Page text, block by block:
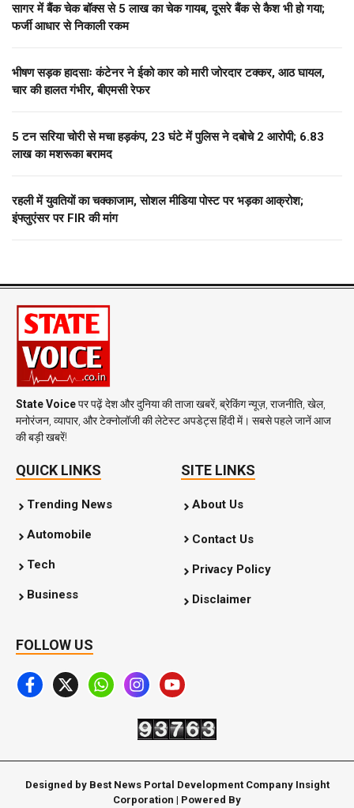
सागर में बैंक चेक बॉक्स से 5 लाख का चेक गायब, दूसरे बैंक से कैश भी हो गया;
फर्जी आधार से निकाली रकम
भीषण सड़क हादसाः कंटेनर ने ईको कार को मारी जोरदार टक्कर, आठ घायल,
चार की हालत गंभीर, बीएमसी रेफर
5 टन सरिया चोरी से मचा हड़कंप, 23 घंटे में पुलिस ने दबोचे 2 आरोपी; 6.83
लाख का मशरूका बरामद
रहली में युवतियों का चक्काजाम, सोशल मीडिया पोस्ट पर भड़का आक्रोश;
इंफ्लुएंसर पर FIR की मांग
State Voiceपर पढ़ें देश और दुनिया की ताजा खबरें, ब्रेकिंग न्यूज़, राजनीति, खेल,
मनोरंजन, व्यापार, और टेक्नोलॉजी की लेटेस्ट अपडेट्स हिंदी में। सबसे पहले जानें आज
की बड़ी खबरें!
QUICK LINKS
Trending News
Automobile
Tech
Business
SITE LINKS
About Us
Contact Us
Privacy Policy
Disclaimer
FOLLOW US
Designed by Best News Portal Development Company Insight
Corporation | Powered By